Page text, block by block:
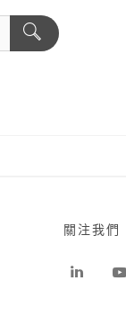
關注我們